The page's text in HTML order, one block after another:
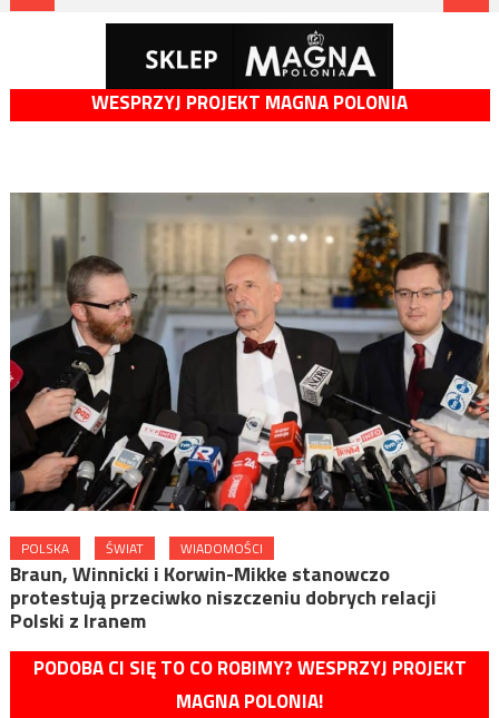
WESPRZYJ PROJEKT MAGNA POLONIA
POLSKA ŚWIAT WIADOMOŚCI
Braun, Winnicki i Korwin-Mikke stanowczo
protestują przeciwko niszczeniu dobrych relacji
Polski z Iranem
PODOBA CI SIĘ TO CO ROBIMY? WESPRZYJ PROJEKT
MAGNA POLONIA!